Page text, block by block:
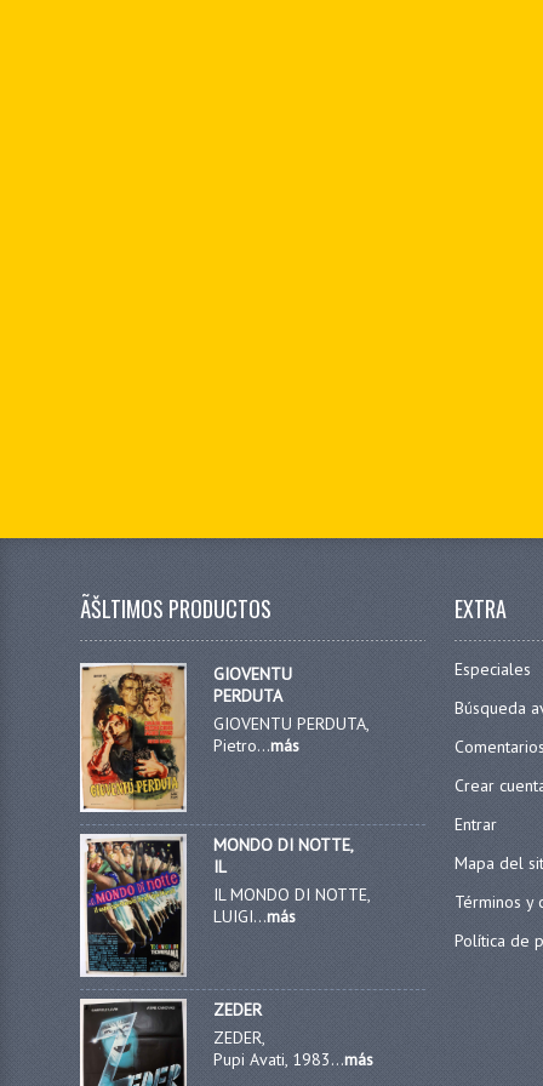
ÃŠLTIMOS PRODUCTOS
GIOVENTU
PERDUTA
GIOVENTU PERDUTA,
Pietro...más
MONDO DI NOTTE,
IL
IL MONDO DI NOTTE,
LUIGI...más
ZEDER
ZEDER,
Pupi Avati, 1983...más
EXTRA
Especiales
Búsqueda
Comentarios
Crear
Entrar
Mapa del
Términos y
Política de